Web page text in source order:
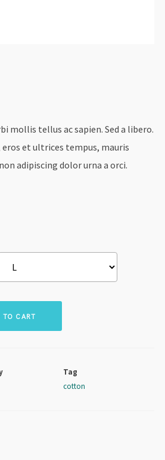
mollis tellus ac sapien. Sed a libero.
eros et ultrices tempus, mauris
adipiscing dolor urna a orci.
TO CART
Tag
cotton